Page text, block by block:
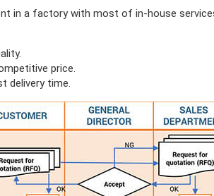
in a factory with most of in-house
price.
delivery time.